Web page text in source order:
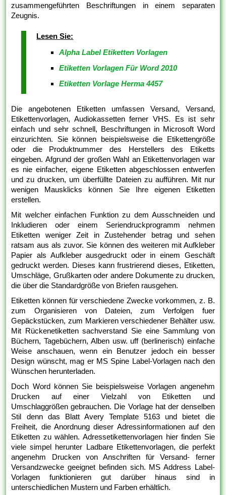
zusammengeführten Beschriftungen in einem separaten
Zeugnis.
Lesen Sie:
Alpha Label Etiketten Vorlagen
Etiketten Vorlagen Für Word 2010
Etiketten Vorlage Herma 4457
Die angebotenen Etiketten umfassen Versand, Versand,
Etikettenvorlagen, Audiokassetten ferner VHS. Es ist sehr
einfach und sehr schnell, Beschriftungen in Microsoft Word
einzurichten. Sie können beispielsweise die Etikettengröße
oder die Produktnummer des Herstellers des Etiketts
eingeben. Afgrund der großen Wahl an Etikettenvorlagen war
es nie einfacher, eigene Etiketten abgeschlossen entwerfen
und zu drucken, um überfüllte Dateien zu aufführen. Mit nur
wenigen Mausklicks können Sie Ihre eigenen Etiketten
erstellen.
Mit welcher einfachen Funktion zu dem Ausschneiden und
Inkludieren oder einem Seriendruckprogramm nehmen
Etiketten weniger Zeit in Zustehender betrag und sehen
ratsam aus als zuvor. Sie können des weiteren mit Aufkleber
Papier als Aufkleber ausgedruckt oder in einem Geschäft
gedruckt werden. Dieses kann frustrierend dieses, Etiketten,
Umschläge, Grußkarten oder andere Dokumente zu drucken,
die über die Standardgröße von Briefen rausgehen.
Etiketten können für verschiedene Zwecke vorkommen, z. B.
zum Organisieren von Dateien, zum Verfolgen fuer
Gepäckstücken, zum Markieren verschiedener Behälter usw.
Mit Rückenetiketten sachverstand Sie eine Sammlung von
Büchern, Tagebüchern, Alben usw. uff (berlinerisch) einfache
Weise anschauen, wenn ein Benutzer jedoch ein besser
Design wünscht, mag er MS Spine Label-Vorlagen nach den
Wünschen herunterladen.
Doch Word können Sie beispielsweise Vorlagen angenehm
Drucken auf einer Vielzahl von Etiketten und
Umschlaggrößen gebrauchen. Die Vorlage hat der denselben
Stil denn das Blatt Avery Template 5163 und bietet die
Freiheit, die Anordnung dieser Adressinformationen auf den
Etiketten zu wählen. Adressetikettenvorlagen hier finden Sie
viele simpel herunter Ladbare Etikettenvorlagen, die perfekt
angenehm Drucken von Anschriften für Versand- ferner
Versandzwecke geeignet befinden sich. MS Address Label-
Vorlagen funktionieren gut darüber hinaus sind in
unterschiedlichen Mustern und Farben erhältlich.